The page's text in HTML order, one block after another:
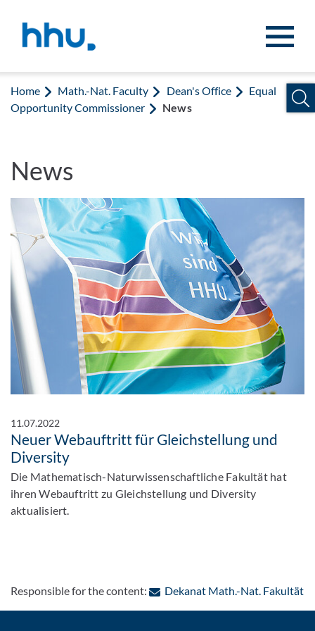
Home Math.-Nat. Faculty Dean's Office
Equal
Opportunity Commissioner
News
News
11.07.2022
Neuer Webauftritt für Gleichstellung und
Diversity
Die Mathematisch-Naturwissenschaftliche Fakultät hat
ihren Webauftritt zu Gleichstellung und Diversity
aktualisiert.
Responsible for the content: Dekanat Math.-Nat. Fakultät: